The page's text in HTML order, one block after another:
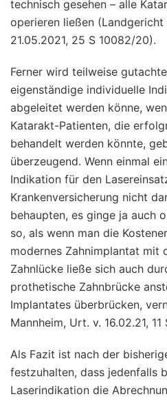
technisch gesehen – alle
operieren ließen
21.05.2021, 25 S 10082/20).
Ferner wird teilweise
eigenständige individuelle
abgeleitet werden könne,
Katarakt-Patienten, die
behandelt werden könnte,
überzeugend. Wenn einmal
Indikation für den
Krankenversicherung nicht
behaupten, es ginge ja auch
so, als wenn man die
modernes Zahnimplantat mit
Zahnlücke ließe sich auch
prothetische Zahnbrücke
Implantates überbrücken,
Mannheim, Urt. v. 16.02.21, 11
Als Fazit ist nach der
festzuhalten, dass jedenfalls
Laserindikation die